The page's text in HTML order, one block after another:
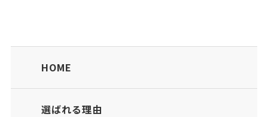
HOME
選ばれる理由